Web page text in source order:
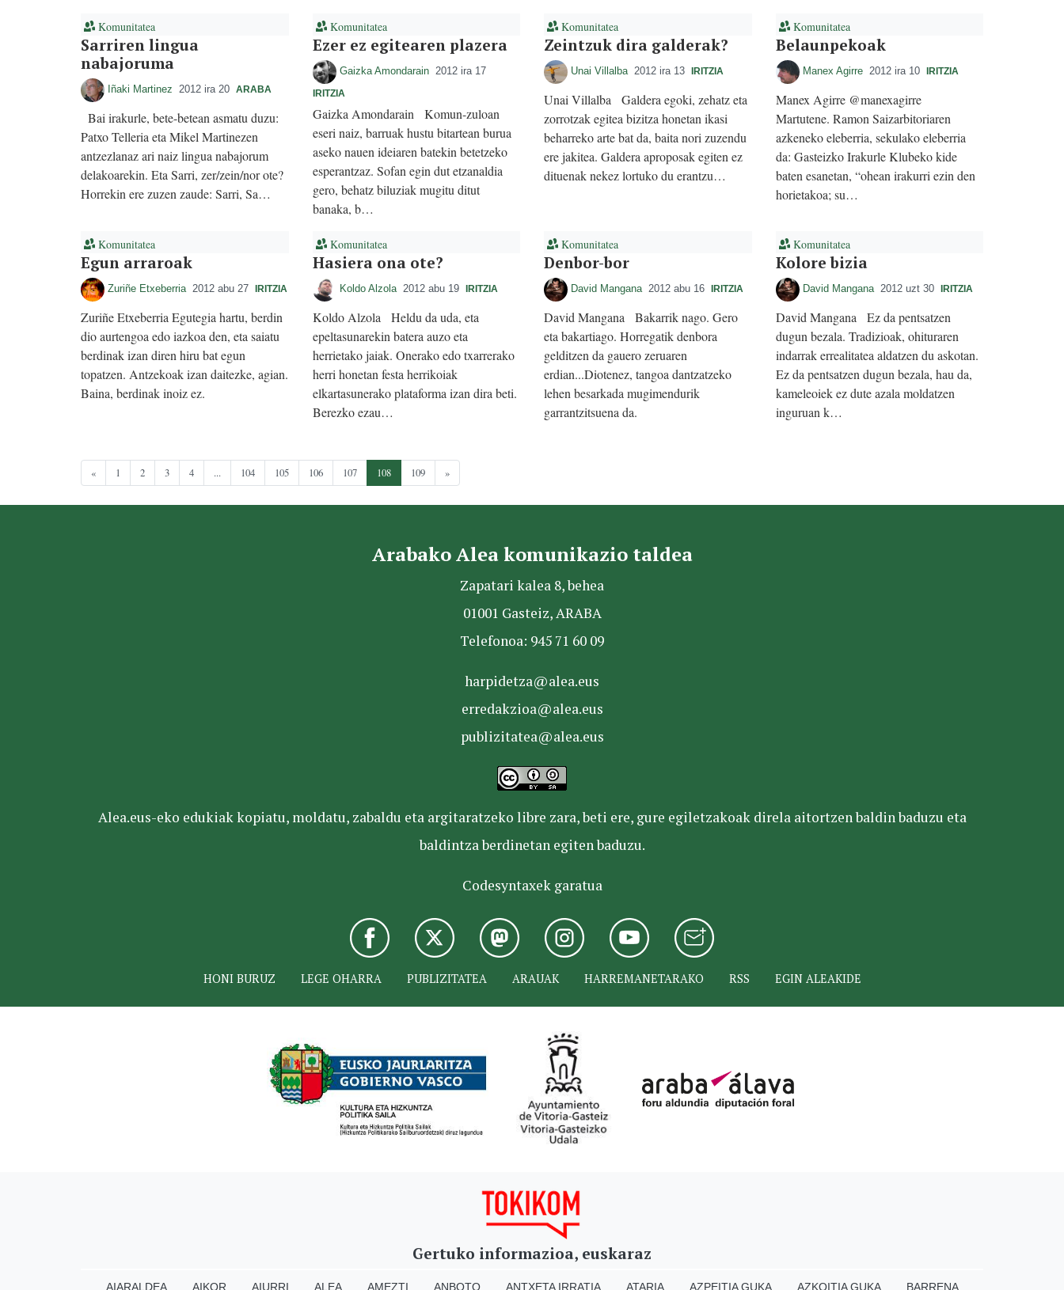
Komunitatea
Sarriren lingua
nabajoruma
Iñaki Martinez 2012 ira 20 ARABA
Bai irakurle, bete-betean asmatu duzu:
Patxo Telleria eta Mikel Martinezen
antzezlanaz ari naiz lingua nabajorum
delakoarekin. Eta Sarri, zer/zein/nor ote?
Horrekin ere zuzen zaude: Sarri, Sa…
Komunitatea
Ezer ez egitearen plazera
Gaizka Amondarain 2012 ira 17
IRITZIA
Gaizka Amondarain Komun-zuloan
eseri naiz, barruak hustu bitartean burua
aseko nauen ideiaren batekin betetzeko
esperantzaz. Sofan egin dut etzanaldia
gero, behatz biluziak mugitu ditut
banaka, b…
Komunitatea
Zeintzuk dira galderak?
Unai Villalba 2012 ira 13 IRITZIA
Unai Villalba Galdera egoki, zehatz eta
zorrotzak egitea bizitza honetan ikasi
beharreko arte bat da, baita nori zuzendu
ere jakitea. Galdera aproposak egiten ez
dituenak nekez lortuko du erantzu…
Komunitatea
Belaunpekoak
Manex Agirre 2012 ira 10 IRITZIA
Manex Agirre @manexagirre
Martutene. Ramon Saizarbitoriaren
azkeneko eleberria, sekulako eleberria
da: Gasteizko Irakurle Klubeko kide
baten esanetan, “ohean irakurri ezin den
horietakoa; su…
Komunitatea
Egun arraroak
Zuriñe Etxeberria 2012 abu 27 IRITZIA
Zuriñe Etxeberria Egutegia hartu, berdin
dio aurtengoa edo iazkoa den, eta saiatu
berdinak izan diren hiru bat egun
topatzen. Antzekoak izan daitezke, agian.
Baina, berdinak inoiz ez.
Komunitatea
Hasiera ona ote?
Koldo Alzola 2012 abu 19 IRITZIA
Koldo Alzola Heldu da uda, eta
epeltasunarekin batera auzo eta
herrietako jaiak. Onerako edo txarrerako
herri honetan festa herrikoiak
elkartasunerako plataforma izan dira beti.
Berezko ezau…
Komunitatea
Denbor-bor
David Mangana 2012 abu 16 IRITZIA
David Mangana Bakarrik nago. Gero
eta bakartiago. Horregatik denbora
gelditzen da gauero zeruaren
erdian...Diotenez, tangoa dantzatzeko
lehen besarkada mugimendurik
garrantzitsuena da.
Komunitatea
Kolore bizia
David Mangana 2012 uzt 30 IRITZIA
David Mangana Ez da pentsatzen
dugun bezala. Tradizioak, ohituraren
indarrak errealitatea aldatzen du askotan.
Ez da pentsatzen dugun bezala, hau da,
kameleoiek ez dute azala moldatzen
inguruan k…
« 1 2 3 4 ... 104 105 106 107 108 109 »
Arabako Alea komunikazio taldea
Zapatari kalea 8, behea
01001 Gasteiz, ARABA
Telefonoa: 945 71 60 09
harpidetza@alea.eus
erredakzioa@alea.eus
publizitatea@alea.eus
Alea.eus-eko edukiak kopiatu, moldatu, zabaldu eta argitaratzeko libre zara, beti ere, gure egiletzakoak direla aitortzen baldin baduzu eta
baldintza berdinetan egiten baduzu.
Codesyntaxek garatua
HONI BURUZ LEGE OHARRA PUBLIZITATEA ARAUAK HARREMANETARAKO RSS EGIN ALEAKIDE
Gertuko informazioa, euskaraz
AIARALDEA AIKOR AIURRI ALEA AMEZTI ANBOTO ANTXETA IRRATIA ATARIA AZPEITIA GUKA AZKOITIA GUKA BARRENA